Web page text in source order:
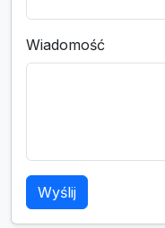
Wiadomość
Wyślij